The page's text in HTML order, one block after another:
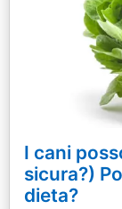
I cani
sicura?)
dieta?